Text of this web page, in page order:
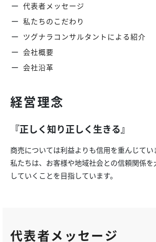
代表者メッセージ
私たちのこだわり
ツグナラコンサルタントによる紹介
会社概要
会社沿革
経営理念
『正しく知り正しく生きる』
商売については利益よりも信用を重んじてい
私たちは、お客様や地域社会との信頼関係
していくことを目指しています。
代表者メッセージ